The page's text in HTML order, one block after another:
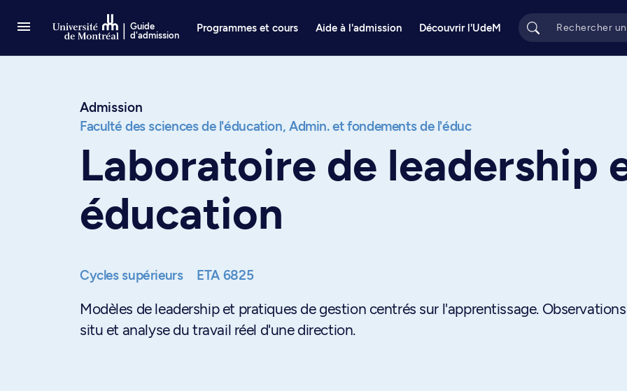
Guide
d'admission
Programmes et cours Aide à l'admission Découvrir l'UdeM
Admission
Faculté des sciences de l'éducation, Admin. et fondements de l'éduc
Laboratoire de leadership
éducation
Cycles supérieurs ETA 6825
Modèles de leadership et pratiques de gestion centrés sur l'apprentissage.
situ et analyse du travail réel d'une direction.